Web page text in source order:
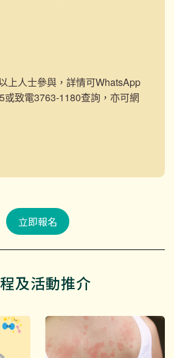
上人士參與，詳情可WhatsApp
或致電3763-1180查詢，亦可網
立即報名
及活動推介